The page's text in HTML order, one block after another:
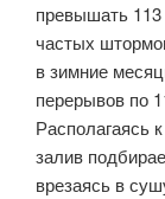
превышать
частых
в зимние
перерывов по
Располагаясь
залив
врезаясь в